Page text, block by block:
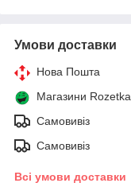
Умови доставки
Нова Пошта
Магазини Rozetka
Самовивіз
Самовивіз
Всі умови доставки